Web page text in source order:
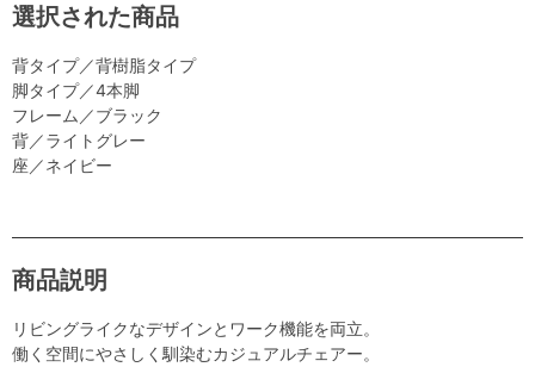
選択された商品
背タイプ／背樹脂タイプ
脚タイプ／4本脚
フレーム／ブラック
背／ライトグレー
座／ネイビー
商品説明
リビングライクなデザインとワーク機能を両立。
働く空間にやさしく馴染むカジュアルチェアー。